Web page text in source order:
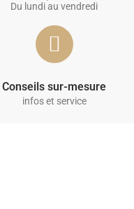
Du lundi au vendredi
Conseils sur-mesure
infos et service